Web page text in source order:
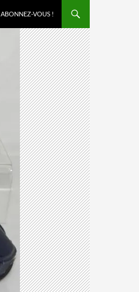
ABONNEZ-VOUS !